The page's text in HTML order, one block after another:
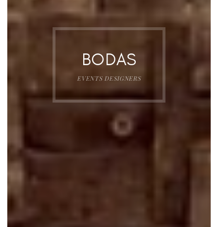
BODAS
EVENTS DESIGNERS